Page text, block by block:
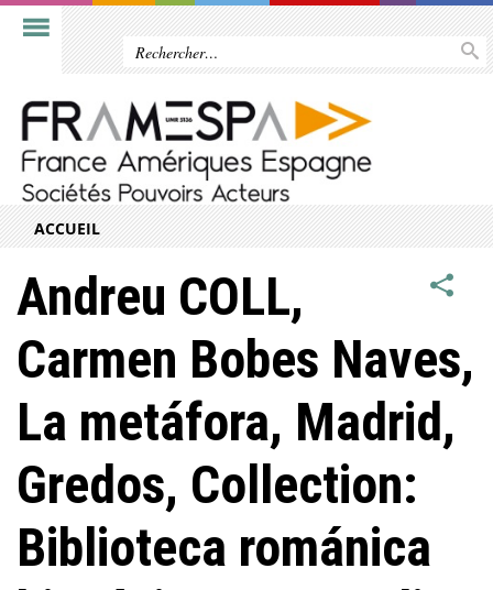
ACCUEIL
Andreu COLL,
Carmen Bobes Naves,
La metáfora, Madrid,
Gredos, Collection:
Biblioteca románica